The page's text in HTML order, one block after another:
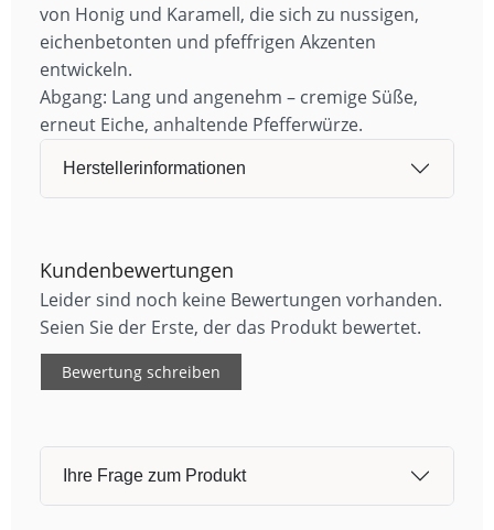
von Honig und Karamell, die sich zu nussigen,
eichenbetonten und pfeffrigen Akzenten
entwickeln.
Abgang: Lang und angenehm – cremige Süße,
erneut Eiche, anhaltende Pfefferwürze.
Herstellerinformationen
Kundenbewertungen
Leider sind noch keine Bewertungen vorhanden.
Seien Sie der Erste, der das Produkt bewertet.
Bewertung schreiben
Ihre Frage zum Produkt